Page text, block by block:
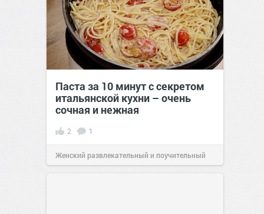
Паста за 10 минут с секретом
итальянской кухни – очень
сочная и нежная
2 1
Женский развлекательный и поучительный